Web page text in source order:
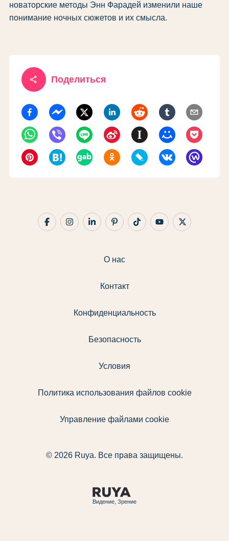
новаторские методы Энн Фарадей изменили наше
понимание ночных сюжетов и их смысла.
share Поделиться
Видение, Зрение
О нас
Контакт
Конфиденциальность
Безопасность
Условия
Политика использования файлов cookie
Управление файлами cookie
© 2026 Ruya. Все права защищены.